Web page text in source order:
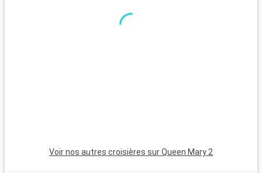
un lieu de tranquillité. Les montagnes Catskills, à quelques
heures de la ville, offrent des sentiers de randonnée avec de
Voir nos autres croisières sur Queen Mary 2